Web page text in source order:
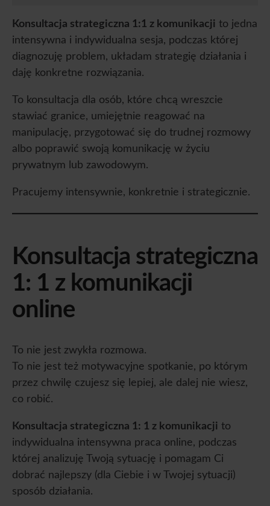
Konsultacja strategiczna 1:1 z komunikacji to jedna
intensywna i indywidualna sesja, podczas której
diagnozuję problem, układam strategię działania i
daję konkretne rozwiązania.
To konsultacja dla osób, które chcą wreszcie
stawiać granice, umiejętnie reagować na
manipulację, przygotować się do trudnej rozmowy
albo poprawić swoją komunikację w życiu
prywatnym lub zawodowym.
Pracujemy intensywnie, konkretnie i strategicznie.
Konsultacja strategiczna
1: 1 z komunikacji
online
To nie jest zwykła rozmowa.
To nie jest też motywacyjne spotkanie, po którym
przez chwilę czujesz się lepiej, ale dalej nie wiesz,
co robić.
Konsultacja strategiczna 1: 1 z komunikacji to
indywidualna intensywna praca online, podczas
której analizuję Twoją sytuację i pomagam Ci
dobrać najlepszy (dla Ciebie i w Twojej sytuacji)
sposób działania.